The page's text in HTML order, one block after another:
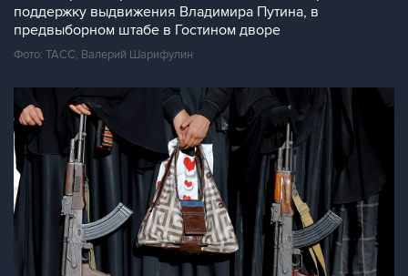
поддержку выдвижения Владимира Путина, в
предвыборном штабе в Гостином дворе
Фото: ТАСС, Валерий Шарифулин